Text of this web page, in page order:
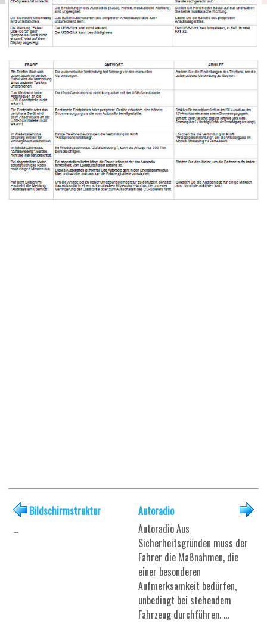
Bildschirmstruktur
...
Autoradio
Autoradio Aus
Sicherheitsgründen muss der
Fahrer die Maßnahmen, die
einer besonderen
Aufmerksamkeit bedürfen,
unbedingt bei stehendem
Fahrzeug durchführen. ...